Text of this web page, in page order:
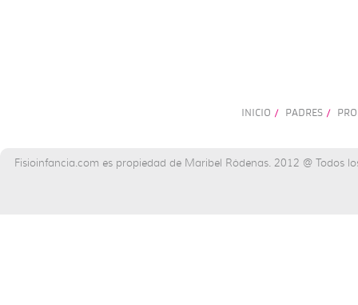
INICIO / PADRES /
Fisioinfancia.com es propiedad de Maribel Ródenas. 2012 @ Todos